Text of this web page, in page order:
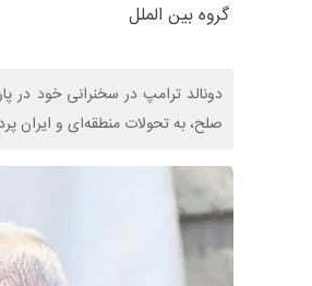
گروه بین الملل
دونالد ترامپ در سخنرانی خود در
صلح، به تحولات منطقه‌ای و ایران